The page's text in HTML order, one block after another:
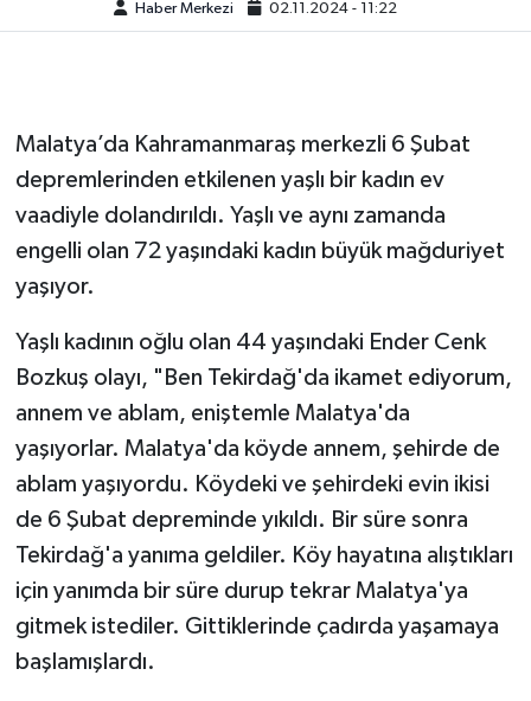
Haber Merkezi 02.11.2024 - 11:22
Malatya’da Kahramanmaraş merkezli 6 Şubat
depremlerinden etkilenen yaşlı bir kadın ev
vaadiyle dolandırıldı. Yaşlı ve aynı zamanda
engelli olan 72 yaşındaki kadın büyük mağduriyet
yaşıyor.
Yaşlı kadının oğlu olan 44 yaşındaki Ender Cenk
Bozkuş olayı, "Ben Tekirdağ'da ikamet ediyorum,
annem ve ablam, eniştemle Malatya'da
yaşıyorlar. Malatya'da köyde annem, şehirde de
ablam yaşıyordu. Köydeki ve şehirdeki evin ikisi
de 6 Şubat depreminde yıkıldı. Bir süre sonra
Tekirdağ'a yanıma geldiler. Köy hayatına alıştıkları
için yanımda bir süre durup tekrar Malatya'ya
gitmek istediler. Gittiklerinde çadırda yaşamaya
başlamışlardı.